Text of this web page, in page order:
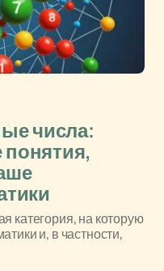
числа:
категория, на которую
и, в частности,